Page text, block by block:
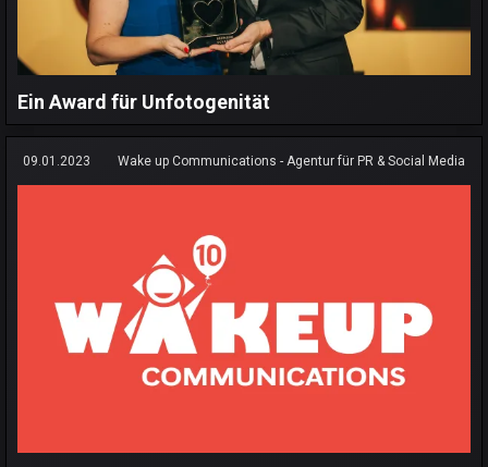
Ein Award für Unfotogenität
09.01.2023 Wake up Communications - Agentur für PR & Social Media